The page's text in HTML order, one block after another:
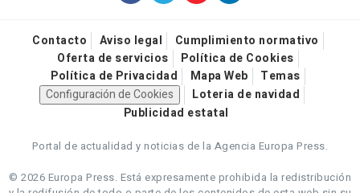
Contacto Aviso legal
Cumplimiento normativo
Oferta de servicios
Política de Cookies
Política de Privacidad
Mapa Web
Temas
Configuración de Cookies
Loteria de navidad
Publicidad estatal
Portal de actualidad y noticias de la Agencia Europa Press.
© 2026 Europa Press. Está expresamente prohibida la redistribución